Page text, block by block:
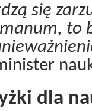
się
to
dla